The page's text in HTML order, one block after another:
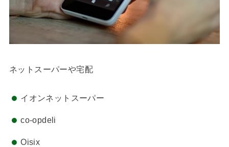
ネットスーパーや宅配
イオンネットスーパー
co-opdeli
Oisix